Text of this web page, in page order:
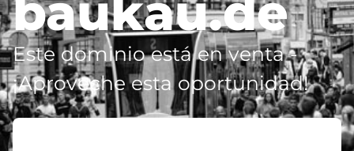
baukau.de
Este dominio está en venta -
¡Aproveche esta oportunidad!